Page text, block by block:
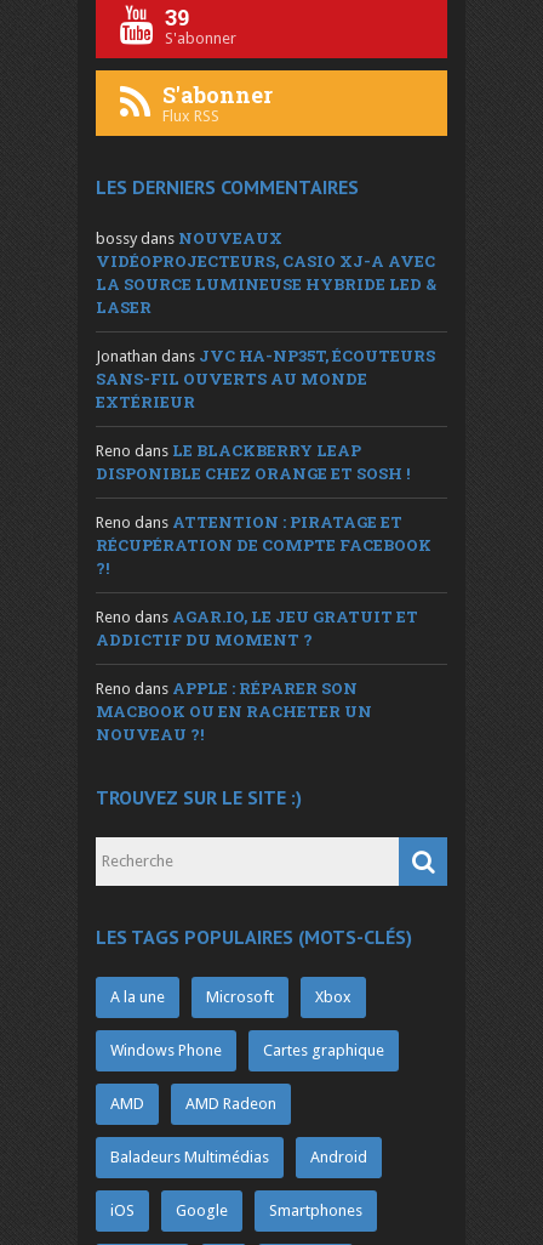
39
S'abonner
S'abonner
Flux RSS
LES DERNIERS COMMENTAIRES
bossy dans NOUVEAUX
VIDÉOPROJECTEURS, CASIO XJ-A AVEC
LA SOURCE LUMINEUSE HYBRIDE LED &
LASER
Jonathan dans JVC HA-NP35T, ÉCOUTEURS
SANS-FIL OUVERTS AU MONDE
EXTÉRIEUR
Reno dans LE BLACKBERRY LEAP
DISPONIBLE CHEZ ORANGE ET SOSH !
Reno dans ATTENTION : PIRATAGE ET
RÉCUPÉRATION DE COMPTE FACEBOOK
?!
Reno dans AGAR.IO, LE JEU GRATUIT ET
ADDICTIF DU MOMENT ?
Reno dans APPLE : RÉPARER SON
MACBOOK OU EN RACHETER UN
NOUVEAU ?!
TROUVEZ SUR LE SITE :)
LES TAGS POPULAIRES (MOTS-CLÉS)
A la une Microsoft Xbox
Windows Phone Cartes graphique
AMD AMD Radeon
Baladeurs Multimédias Android
iOS Google Smartphones